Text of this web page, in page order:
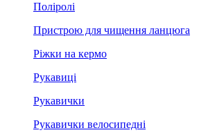
Поліролі
Пристрою для чищення ланцюга
Ріжки на кермо
Рукавиці
Рукавички
Рукавички велосипедні